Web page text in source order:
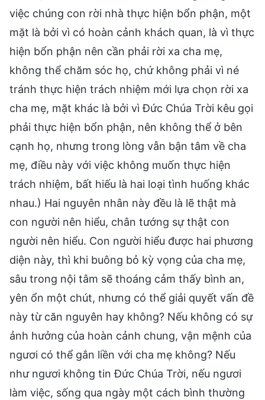
việc chúng con rời nhà thực hiện bổn phận, một
mặt là bởi vì có hoàn cảnh khách quan, là vì thực
hiện bổn phận nên cần phải rời xa cha mẹ,
không thể chăm sóc họ, chứ không phải vì né
tránh thực hiện trách nhiệm mới lựa chọn rời xa
cha mẹ, mặt khác là bởi vì Đức Chúa Trời kêu gọi
phải thực hiện bổn phận, nên không thể ở bên
cạnh họ, nhưng trong lòng vẫn bận tâm về cha
mẹ, điều này với việc không muốn thực hiện
trách nhiệm, bất hiếu là hai loại tình huống khác
nhau.) Hai nguyên nhân này đều là lẽ thật mà
con người nên hiểu, chân tướng sự thật con
người nên hiểu. Con người hiểu được hai phương
diện này, thì khi buông bỏ kỳ vọng của cha mẹ,
sâu trong nội tâm sẽ thoáng cảm thấy bình an,
yên ổn một chút, nhưng có thể giải quyết vấn đề
này từ căn nguyên hay không? Nếu không có sự
ảnh hưởng của hoàn cảnh chung, vận mệnh của
ngươi có thể gắn liền với cha mẹ không? Nếu
như ngươi không tin Đức Chúa Trời, nếu ngươi
làm việc, sống qua ngày một cách bình thường